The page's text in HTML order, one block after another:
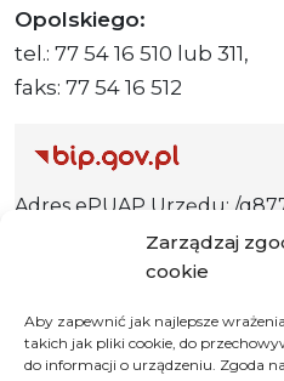
Zarządzaj
cookie
Aby zapewnić jak najlepsze
takich jak pliki cookie, do
do informacji o urządzeniu. Zgoda
Opolskiego:
tel.: 77 54 16 510 lub 311,
faks: 77 54 16 512
Adres ePUAP Urzędu: /
Adres do
Urzędu: AE:PL-66703-
Polityka prywatności